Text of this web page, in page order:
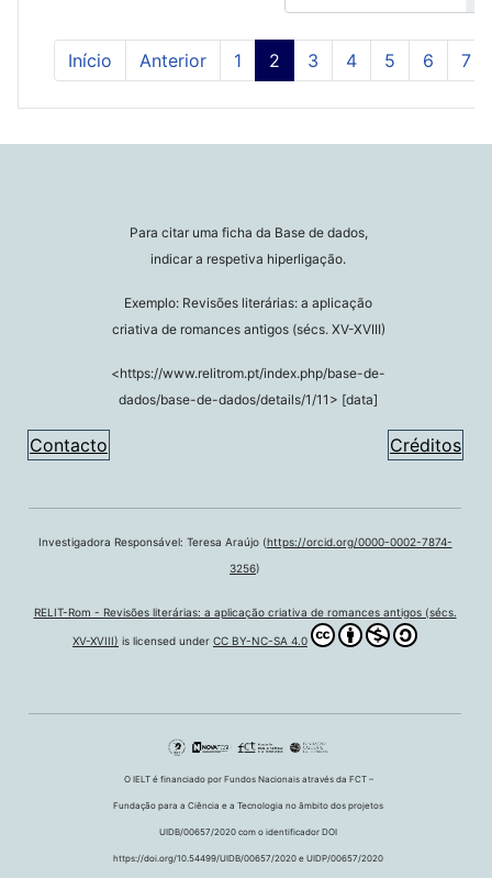
Início Anterior 1 2 3 4 5 6 7
Para citar uma ficha da Base de dados,
indicar a respetiva hiperligação.
Exemplo: Revisões literárias: a aplicação
criativa de romances antigos (sécs. XV-XVIII)
<https://www.relitrom.pt/index.php/base-de-
dados/base-de-dados/details/1/11> [data]
Contacto Créditos
Investigadora Responsável: Teresa Araújo (https://orcid.org/0000-0002-7874-
3256)
RELIT-Rom - Revisões literárias: a aplicação criativa de romances antigos (sécs.
XV-XVIII) is licensed under CC BY-NC-SA 4.0
O IELT é financiado por Fundos Nacionais através da FCT –
Fundação para a Ciência e a Tecnologia no âmbito dos projetos
UIDB/00657/2020 com o identificador DOI
https://doi.org/10.54499/UIDB/00657/2020 e UIDP/00657/2020